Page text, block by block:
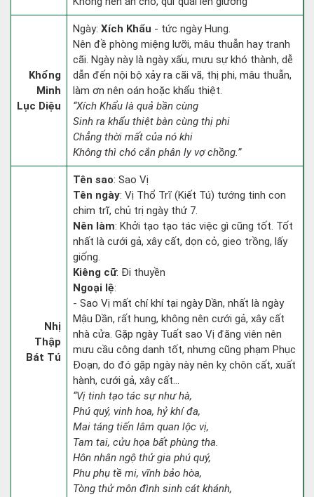
Khổng
Minh
Lục Diệu
Ngày: Xích Khẩu - tức ngày Hung.
Nên đề phòng miệng lưỡi, mâu thuẫn hay tranh
cãi. Ngày này là ngày xấu, mưu sự khó thành, dễ
dẫn đến nội bộ xảy ra cãi vã, thị phi, mâu thuẫn,
làm ơn nên oán hoặc khẩu thiệt.
“Xích Khẩu là quả bần cùng
Sinh ra khẩu thiệt bàn cùng thị phi
Chẳng thời mất của nó khi
Không thì chó cắn phân ly vợ chồng.”
Nhị
Thập
Bát Tú
Tên sao: Sao Vị
Tên ngày: Vị Thổ Trĩ (Kiết Tú) tướng tinh con
chim trĩ, chủ trị ngày thứ 7.
Nên làm: Khởi tạo tạo tác việc gì cũng tốt. Tốt
nhất là cưới gả, xây cất, dọn cỏ, gieo trồng, lấy
giống.
Kiêng cữ: Đi thuyền
Ngoại lệ:
- Sao Vị mất chí khí tại ngày Dần, nhất là ngày
Mậu Dần, rất hung, không nên cưới gả, xây cất
nhà cửa. Gặp ngày Tuất sao Vị đăng viên nên
mưu cầu công danh tốt, nhưng cũng phạm Phục
Đoạn, do đó gặp ngày này nên kỵ chôn cất, xuất
hành, cưới gả, xây cất...
“Vị tinh tạo tác sự như hà,
Phú quý, vinh hoa, hỷ khí đa,
Mai táng tiến lâm quan lộc vị,
Tam tai, cửu họa bất phùng tha.
Hôn nhân ngộ thử gia phú quý,
Phu phụ tề mi, vĩnh bảo hòa,
Tòng thử môn đình sinh cát khánh,